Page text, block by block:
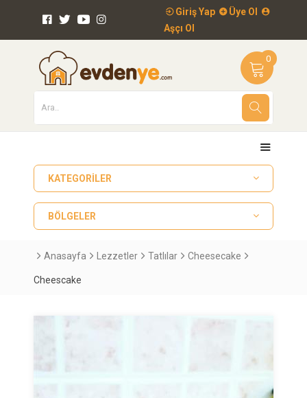
Giriş Yap
Üye Ol
Aşçı Ol
0
KATEGORILER
BÖLGELER
Anasayfa Lezzetler Tatlılar Cheesecake
Cheescake